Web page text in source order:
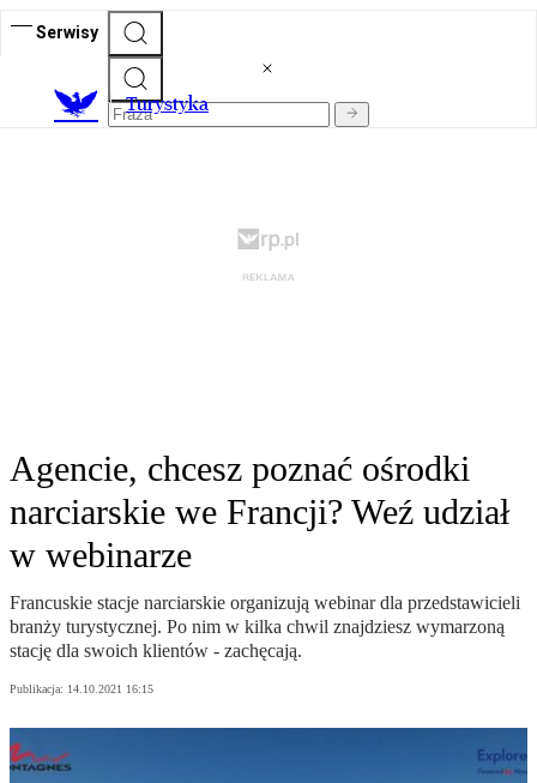
Serwisy
Turystyka
Agencie, chcesz poznać ośrodki
narciarskie we Francji? Weź udział
w webinarze
Francuskie stacje narciarskie organizują webinar dla przedstawicieli
branży turystycznej. Po nim w kilka chwil znajdziesz wymarzoną
stację dla swoich klientów - zachęcają.
Publikacja: 14.10.2021 16:15